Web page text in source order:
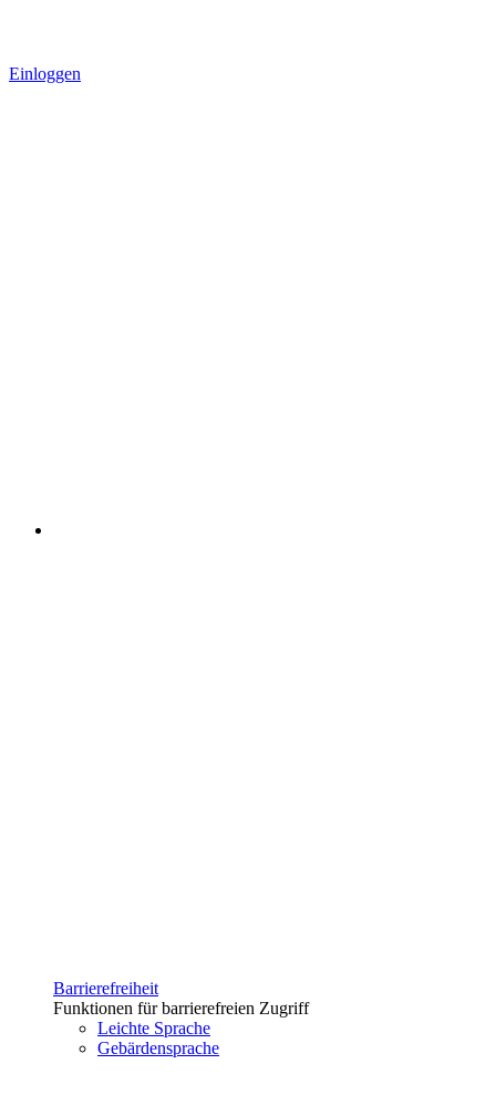
Einloggen
Barrierefreiheit
Funktionen für barrierefreien Zugriff
Leichte Sprache
Gebärdensprache